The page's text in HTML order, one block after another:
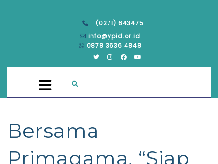
(0271) 643475
info@ypid.or.id
0878 3636 4848
Bersama
Primagama, “Siap